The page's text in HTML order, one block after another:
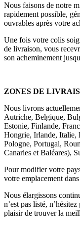
Nous faisons de notre
rapidement possible,
ouvrables après votre
Une fois votre colis
de livraison, vous
son acheminement
ZONES DE
Nous livrons
Autriche, Belgique,
Estonie, Finlande,
Hongrie, Irlande, Italie,
Pologne, Portugal,
Canaries et Baléares),
Pour modifier votre
votre emplacement
Nous élargissons
n’est pas listé,
plaisir de trouver la